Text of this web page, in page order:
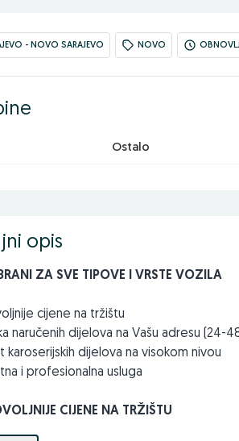
- NOVO SARAJEVO NOVO
Ostalo
opis
ZA SVE TIPOVE I VRSTE VOZILA
cijene na tržištu
naručenih dijelova na Vašu adresu (24-
karoserijskih dijelova na visokom nivou
i profesionalna usluga
CIJENE NA TRŽIŠTU